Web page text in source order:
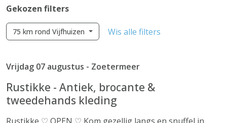
Gekozen filters
75 km rond Vijfhuizen Wis alle filters
Vrijdag 07 augustus - Zoetermeer
Rustikke - Antiek, brocante &
tweedehands kleding